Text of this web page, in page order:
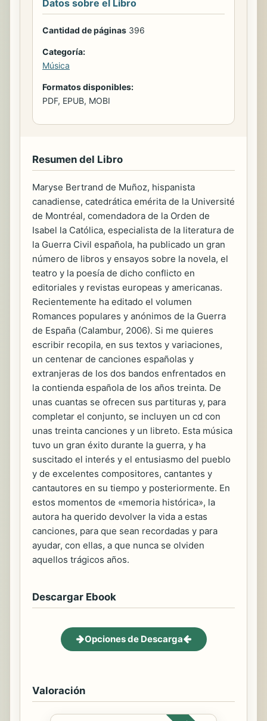
Datos sobre el Libro
Cantidad de páginas 396
Categoría:
Música
Formatos disponibles:
PDF, EPUB, MOBI
Resumen del Libro
Maryse Bertrand de Muñoz, hispanista
canadiense, catedrática emérita de la Université
de Montréal, comendadora de la Orden de
Isabel la Católica, especialista de la literatura de
la Guerra Civil española, ha publicado un gran
número de libros y ensayos sobre la novela, el
teatro y la poesía de dicho conflicto en
editoriales y revistas europeas y americanas.
Reciente­mente ha editado el volumen
Romances populares y anónimos de la Guerra
de España (Calambur, 2006). Si me quieres
escribir recopila, en sus textos y variaciones,
un centenar de canciones españolas y
extranjeras de los dos bandos enfrentados en
la contienda española de los años treinta. De
unas cuantas se ofrecen sus partituras y, para
completar el conjunto, se incluyen un cd con
unas treinta canciones y un libreto. Esta música
tuvo un gran éxito durante la guerra, y ha
suscitado el interés y el entusiasmo del pueblo
y de excelentes compositores, cantantes y
cantautores en su tiempo y posteriormente. En
estos momentos de «memoria histórica», la
autora ha querido devolver la vida a estas
canciones, para que sean recordadas y para
ayudar, con ellas, a que nunca se olviden
aquellos trágicos años.
Descargar Ebook
Opciones de Descarga
Valoración